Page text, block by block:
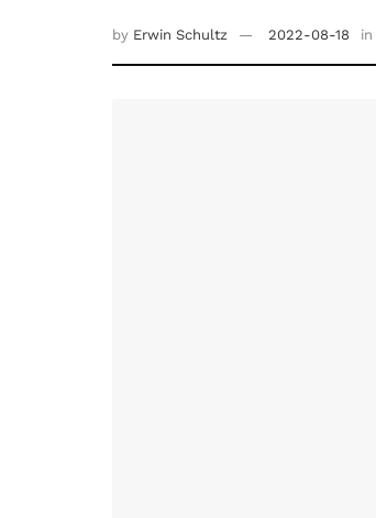
by Erwin Schultz 2022-08-18 in